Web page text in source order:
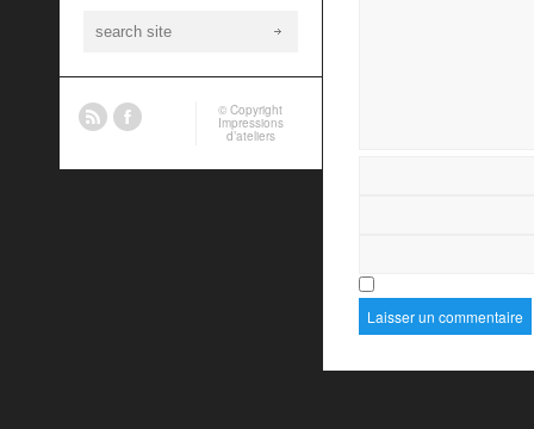
© Copyright
Impressions
d’ateliers